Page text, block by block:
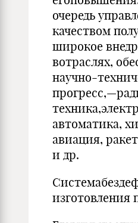
очередь
качеством
широкое
вотраслях,
научно-
автоматика,
авиация,
и др.
изготовления